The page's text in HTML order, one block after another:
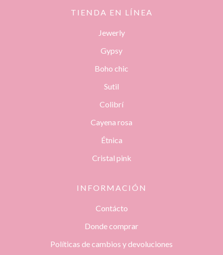
TIENDA EN LÍNEA
Jewerly
Gypsy
Boho chic
Sutil
Colibrí
Cayena rosa
Étnica
Cristal pink
INFORMACIÓN
Contácto
Donde comprar
Políticas de cambios y devoluciones